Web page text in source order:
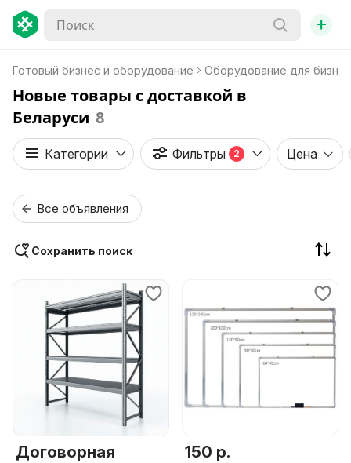
+
Готовый бизнес и оборудование Оборудование для
Новые товары с доставкой в
Беларуси 8
Категории Фильтры 2 Цена
Все объявления
Сохранить поиск
Договорная 150 р.